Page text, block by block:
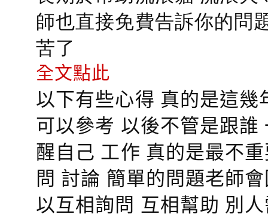
師也直接免費告訴你的問
苦了
全文點此
以下有些心得 真的是這
可以參考 以後不管是跟
醒自己 工作 真的是最不
問 討論 簡單的問題老師
以互相詢問 互相幫助 別